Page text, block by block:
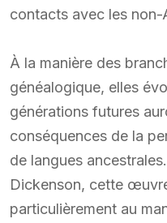
contacts avec les non-
À la manière des
généalogique, elles
générations futures
conséquences de la
de langues
Dickenson, cette
particulièrement au